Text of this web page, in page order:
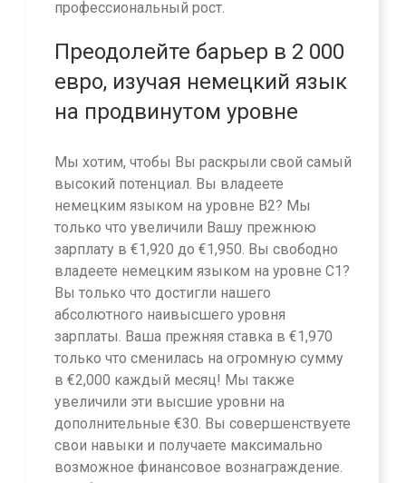
профессиональный рост.
Преодолейте барьер в 2 000
евро, изучая немецкий язык
на продвинутом уровне
Мы хотим, чтобы Вы раскрыли свой самый
высокий потенциал. Вы владеете
немецким языком на уровне B2? Мы
только что увеличили Вашу прежнюю
зарплату в €1,920 до €1,950. Вы свободно
владеете немецким языком на уровне C1?
Вы только что достигли нашего
абсолютного наивысшего уровня
зарплаты. Ваша прежняя ставка в €1,970
только что сменилась на огромную сумму
в €2,000 каждый месяц! Мы также
увеличили эти высшие уровни на
дополнительные €30. Вы совершенствуете
свои навыки и получаете максимально
возможное финансовое вознаграждение.